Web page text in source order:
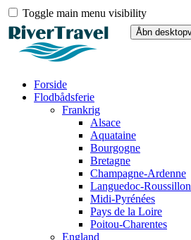
Toggle main menu visibility
Forside
Flodbådsferie
Frankrig
Alsace
Aquataine
Bourgogne
Bretagne
Champagne-Ardenne
Languedoc-Roussillon
Midi-Pyrénées
Pays de la Loire
Poitou-Charentes
England